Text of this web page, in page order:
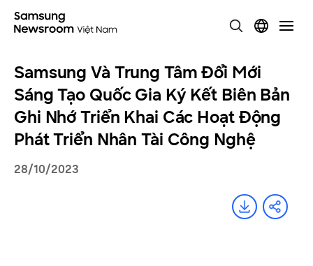
Samsung Và Trung Tâm Đổi Mới
Sáng Tạo Quốc Gia Ký Kết Biên Bản
Ghi Nhớ Triển Khai Các Hoạt Động
Phát Triển Nhân Tài Công Nghệ
28/10/2023